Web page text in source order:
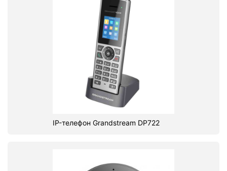
IP-телефон Grandstream DP722